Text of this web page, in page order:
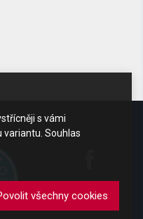
s vámi
Souhlas
všechny cookies